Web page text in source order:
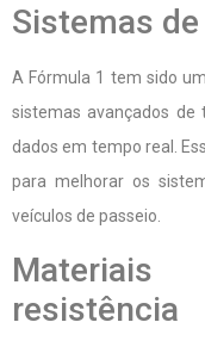
Sistemas
A Fórmula 1 tem sido
sistemas avançados
dados em tempo real.
para melhorar os
veículos de passeio.
resistência